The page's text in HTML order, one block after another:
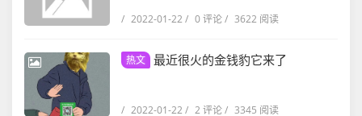
装教程
/ 2022-01-22 / 0 评论/ 3622 阅读
热文 最近很火的金钱豹它来了
/ 2022-01-22 / 2 评论/ 3345 阅读